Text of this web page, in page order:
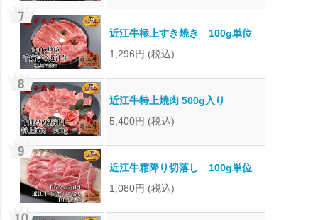
近江牛極上すき焼き 100g単位
1,296円 (税込)
近江牛特上焼肉 500g入り
5,400円 (税込)
近江牛霜降り切落し 100g単位
1,080円 (税込)